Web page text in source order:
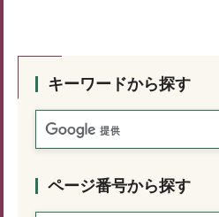
キーワードから探す
ページ番号から探す